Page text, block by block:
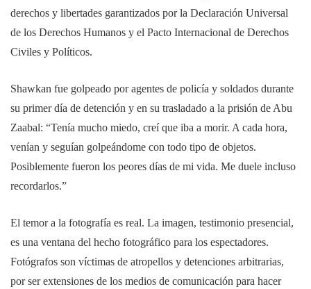
derechos y libertades garantizados por la Declaración Universal
de los Derechos Humanos y el Pacto Internacional de Derechos
Civiles y Políticos.
Shawkan fue golpeado por agentes de policía y soldados durante
su primer día de detención y en su trasladado a la prisión de Abu
Zaabal: “Tenía mucho miedo, creí que iba a morir. A cada hora,
venían y seguían golpeándome con todo tipo de objetos.
Posiblemente fueron los peores días de mi vida. Me duele incluso
recordarlos.”
El temor a la fotografía es real. La imagen, testimonio presencial,
es una ventana del hecho fotográfico para los espectadores.
Fotógrafos son víctimas de atropellos y detenciones arbitrarias,
por ser extensiones de los medios de comunicación para hacer